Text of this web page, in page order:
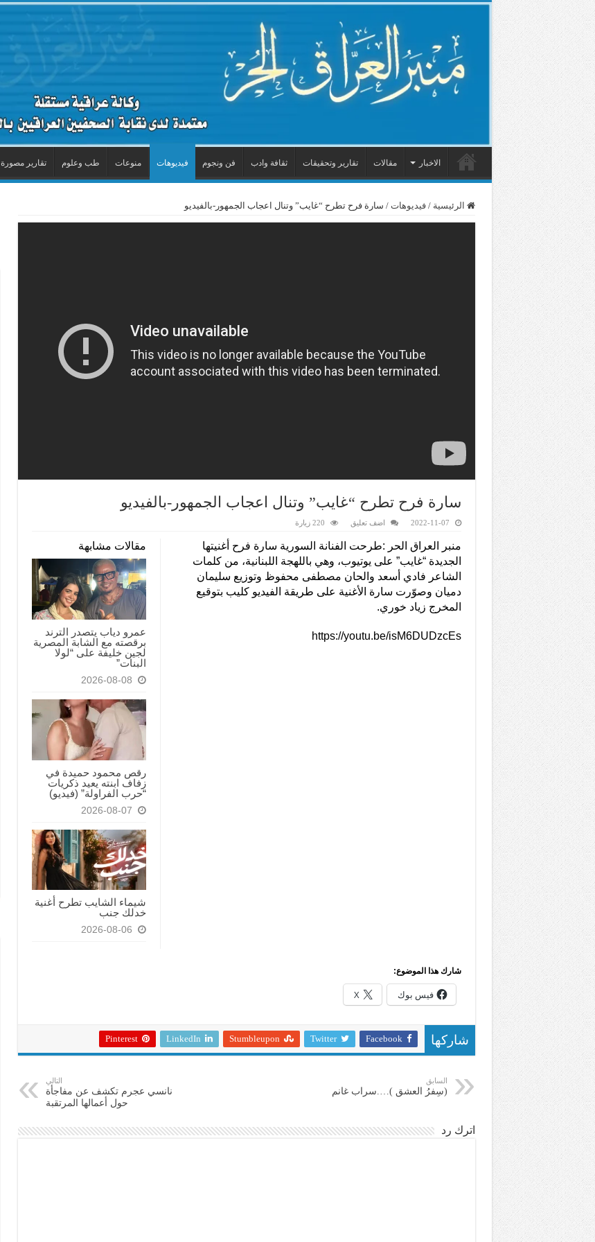
الاخبار مقالات تقارير وتحقيقات ثقافة وادب فن ونجوم فيديوهات منوعات طب وعلوم تقارير مصورة
الرئيسية / فيديوهات / سارة فرح تطرح “غايب” وتنال اعجاب الجمهور-بالفيديو
سارة فرح تطرح “غايب” وتنال اعجاب الجمهور-بالفيديو
2022-11-07 اضف تعليق 220 زيارة
مقالات مشابهة
عمرو دياب يتصدر الترند
برقصته مع الشابة المصرية
لجين خليفة على “لولا
البنات”
2026-08-08
رقص محمود حميدة في
زفاف ابنته يعيد ذكريات
“حرب الفراولة” (فيديو)
2026-08-07
شيماء الشايب تطرح أغنية
خدلك جنب
2026-08-06
منبر العراق الحر :طرحت الفنانة السورية سارة فرح أغنيتها
الجديدة “غايب” على يوتيوب، وهي باللهجة اللبنانية، من كلمات
الشاعر فادي أسعد والحان مصطفى محفوظ وتوزيع سليمان
دميان وصوّرت سارة الأغنية على طريقة الفيديو كليب بتوقيع
المخرج زياد خوري.
https://youtu.be/isM6DUDzcEs
شارك هذا الموضوع:
فيس بوك X
شاركها Facebook
Twitter
Stumbleupon
LinkedIn
Pinterest
السابق
(سِفرُ العشق )….سراب غانم
التالي
نانسي عجرم تكشف عن مفاجأة
حول أعمالها المرتقبة
اترك رد